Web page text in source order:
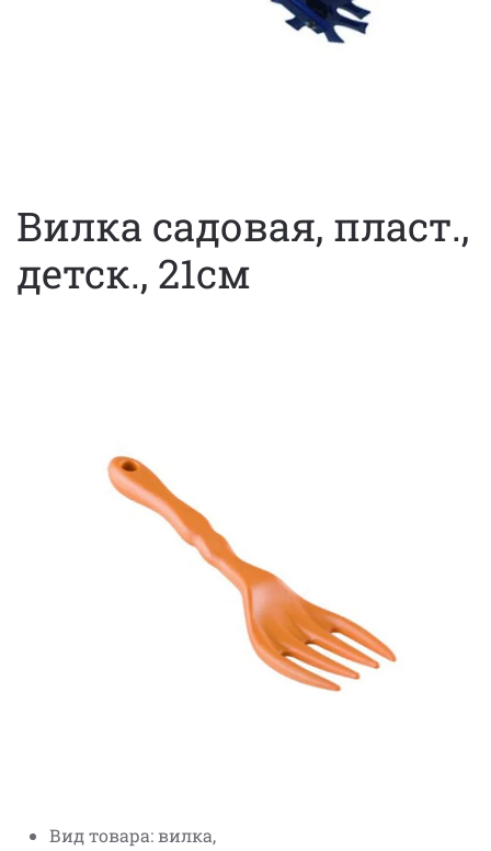
Вилка садовая, пласт.,
детск., 21см
Вид товара: вилка,